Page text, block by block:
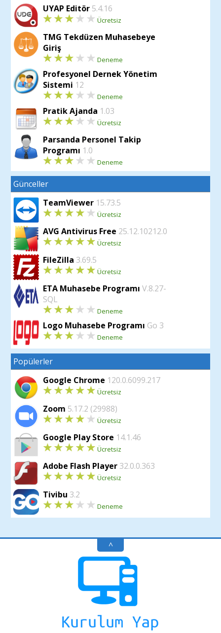
UYAP Editör 5.4.16
Ücretsiz
TMG Tekdüzen Muhasebeye
Giriş
Deneme
Profesyonel Dernek Yönetim
Sistemi 12
Deneme
Pratik Ajanda 1.03
Ücretsiz
Parsanda Personel Takip
Programı 1.0
Deneme
Günceller
TeamViewer 15.73.5
Ücretsiz
AVG Antivirus Free 25.12.10212.0
Ücretsiz
FileZilla 3.69.5
Ücretsiz
ETA Muhasebe ProgramıV.8.27-
SQL
Deneme
Logo Muhasebe Programı Go 3
Deneme
Popülerler
Google Chrome 120.0.6099.217
Ücretsiz
Zoom 5.17.2 (29988)
Ücretsiz
Google Play Store 14.1.46
Ücretsiz
Adobe Flash Player 32.0.0.363
Ücretsiz
Tivibu 3.2
Deneme
^